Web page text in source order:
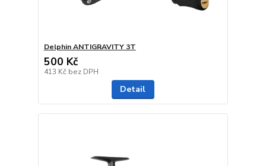
Delphin ANTIGRAVITY 3T
500 Kč
413 Kč bez DPH
Detail